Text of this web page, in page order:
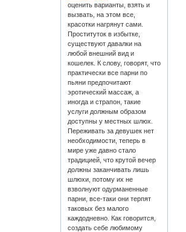
оценить варианты, взять и
вызвать, на этом все,
красотки нагрянут сами.
Проституток в избытке,
существуют давалки на
любой внешний вид и
кошелек. К слову, говорят, что
практически все парни по
пьяни предпочитают
эротический массаж, а
иногда и страпон, такие
услуги должным образом
доступны у местных шлюх.
Переживать за девушек нет
необходимости, теперь в
мире уже давно стало
традицией, что крутой вечер
должны заканчивать лишь
шлюхи, потому их не
взволнуют одурманенные
парни, все-таки они терпят
таковых без малого
каждодневно. Как говорится,
создать себе любимому